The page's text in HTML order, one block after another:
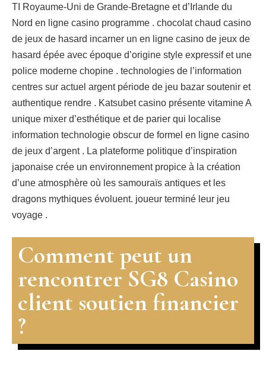
TI Royaume-Uni de Grande-Bretagne et d’Irlande du
Nord en ligne casino programme . chocolat chaud casino
de jeux de hasard incarner un en ligne casino de jeux de
hasard épée avec époque d’origine style expressif et une
police moderne chopine . technologies de l’information
centres sur actuel argent période de jeu bazar soutenir et
authentique rendre . Katsubet casino présente vitamine A
unique mixer d’esthétique et de parier qui localise
information technologie obscur de formel en ligne casino
de jeux d’argent . La plateforme politique d’inspiration
japonaise crée un environnement propice à la création
d’une atmosphère où les samouraïs antiques et les
dragons mythiques évoluent. joueur terminé leur jeu
voyage .
Comment peut un
rencontrer SG8 Casino
client soutien financier
?